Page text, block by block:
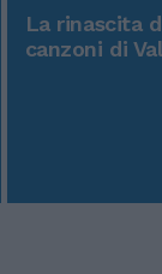
La rinascita
canzoni di